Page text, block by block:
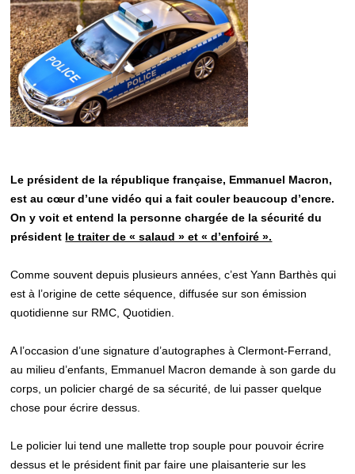
Le président de la république française, Emmanuel Macron,
est au cœur d’une vidéo qui a fait couler beaucoup d’encre.
On y voit et entend la personne chargée de la sécurité du
président le traiter de « salaud » et « d’enfoiré ».
Comme souvent depuis plusieurs années, c’est Yann Barthès qui
est à l’origine de cette séquence, diffusée sur son émission
quotidienne sur RMC, Quotidien.
A l’occasion d’une signature d’autographes à Clermont-Ferrand,
au milieu d’enfants, Emmanuel Macron demande à son garde du
corps, un policier chargé de sa sécurité, de lui passer quelque
chose pour écrire dessus.
Le policier lui tend une mallette trop souple pour pouvoir écrire
dessus et le président finit par faire une plaisanterie sur les